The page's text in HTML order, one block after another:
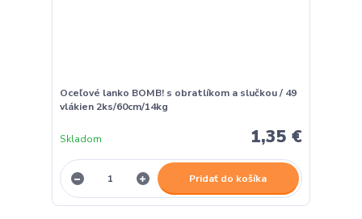
Oceľové lanko BOMB! s obratlíkom a slučkou / 49
vlákien 2ks/60cm/14kg
1,35 €
Skladom
Pridať do košíka